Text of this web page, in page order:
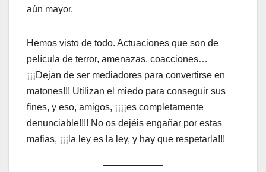
aún mayor.
Hemos visto de todo. Actuaciones que son de
película de terror, amenazas, coacciones…
¡¡¡Dejan de ser mediadores para convertirse en
matones!!! Utilizan el miedo para conseguir sus
fines, y eso, amigos, ¡¡¡¡es completamente
denunciable!!!! No os dejéis engañar por estas
mafias, ¡¡¡la ley es la ley, y hay que respetarla!!!